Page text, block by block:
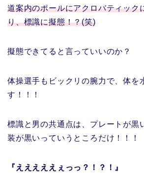
道案内のポールにアクロバティック
り、標識に擬態！？(笑)
擬態できてると言っていいのか？
体操選手もビックリの腕力で、体を
す！！！
標識と男の共通点は、プレートが黒
装が黒いっていうところだけ！！！
『えええええぇっっ？！？！』